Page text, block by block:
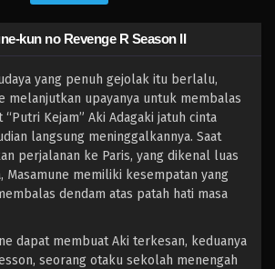
kun no Revenge R Season II
yang penuh gejolak itu berlalu,
melanjutkan upayanya untuk membalas
Kejam” Aki Adagaki jatuh cinta
langsung meninggalkannya. Saat
perjalanan ke Paris, yang dikenal luas
Masamune memiliki kesempatan yang
dendam atas patah hati masa
dapat membuat Aki terkesan, keduanya
seorang otaku sekolah menengah